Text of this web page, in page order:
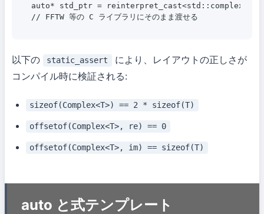
auto* std_ptr =
// FFTW 等の C ライブラリにそのまま渡せる
以下の static_assert
により、レイアウトの正しさが
コンパイル時に検証される:
sizeof(Complex<T>) == 2 * sizeof(T)
offsetof(Complex<T>, re) == 0
offsetof(Complex<T>, im) == sizeof(T)
auto と式テンプレート